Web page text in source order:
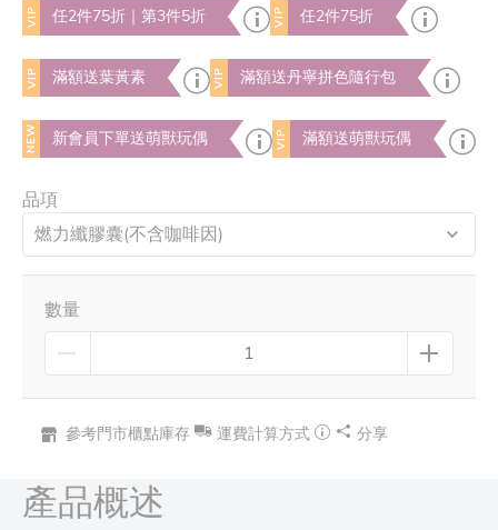
VIP 任2件75折｜第3件5折 VIP 任2件75折
VIP 滿額送葉黃素 VIP 滿額送丹寧拼色隨行包
NEW 新會員下單送萌獸玩偶 VIP 滿額送萌獸玩偶
品項
燃力纖膠囊(不含咖啡因)
數量
參考門市櫃點庫存 運費計算方式 分享
產品概述